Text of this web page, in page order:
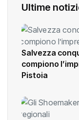
Ultime
Salvezza
compiono
Pistoia